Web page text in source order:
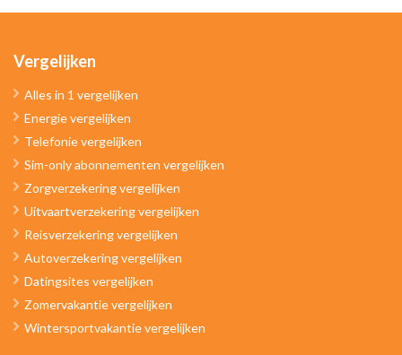
Vergelijken
Alles in 1 vergelijken
Energie vergelijken
Telefonie vergelijken
Sim-only abonnementen vergelijken
Zorgverzekering vergelijken
Uitvaartverzekering vergelijken
Reisverzekering vergelijken
Autoverzekering vergelijken
Datingsites vergelijken
Zomervakantie vergelijken
Wintersportvakantie vergelijken